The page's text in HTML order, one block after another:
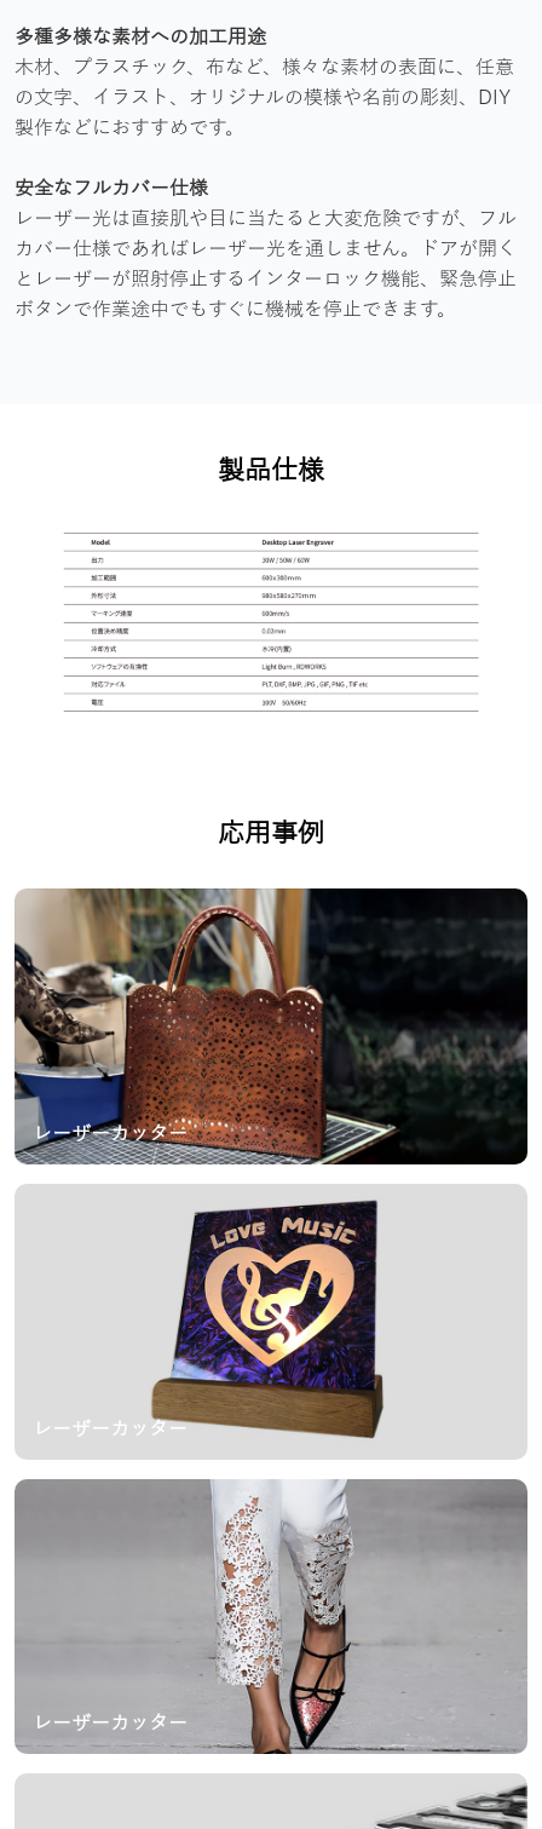
多種多様な素材への加工用途
木材、プラスチック、布など、様々な素材の表面に、任意
の文字、イラスト、オリジナルの模様や名前の彫刻、DIY
製作などにおすすめです。
安全なフルカバー仕様
レーザー光は直接肌や目に当たると大変危険ですが、フル
カバー仕様であればレーザー光を通しません。ドアが開く
とレーザーが照射停止するインターロック機能、緊急停止
ボタンで作業途中でもすぐに機械を停止できます。
製品仕様
応用事例
レーザーカッター
レーザーカッター
レーザーカッター